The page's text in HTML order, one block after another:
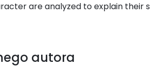
are analyzed to explain their
autora